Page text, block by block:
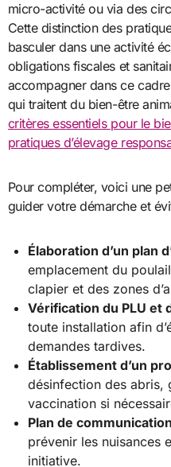
micro-activité ou via des
Cette distinction des
basculer dans une activité
obligations fiscales et
accompagner dans ce
qui traitent du bien-être
critères essentiels pour le
pratiques d’élevage
Pour compléter, voici une
guider votre démarche et
Élaboration d’un plan
emplacement du
clapier et des zones
Vérification du PLU et
toute installation afin
demandes tardives.
Établissement d’un
désinfection des abris,
vaccination si
Plan de
prévenir les nuisances
initiative.